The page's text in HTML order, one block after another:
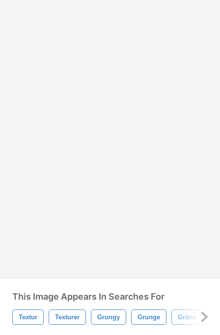
This Image Appears In Searches For
Textur Texturer Grungy Grunge Gräns